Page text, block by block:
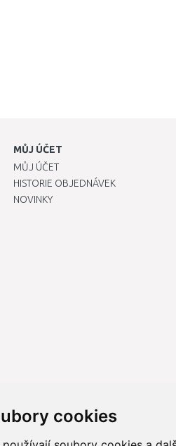
cookies
MŮJ ÚČET
MŮJ ÚČET
HISTORIE OBJEDNÁVEK
NOVINKY